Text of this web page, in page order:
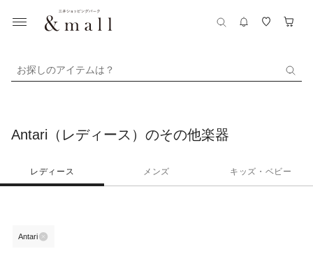
お探しのアイテムは？
Antari（レディース）のその他楽器
レディース メンズ キッズ・ベビー
Antari